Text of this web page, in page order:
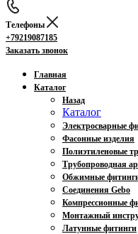
Телефоны
+79219087185
Заказать звонок
Главная
Каталог
Назад
Каталог
Электросварные
Фасонные изделия
Полиэтиленовые
Трубопроводная
Обжимные
Соединения Gebo
Компрессионные
Монтажный
Латунные фитинги